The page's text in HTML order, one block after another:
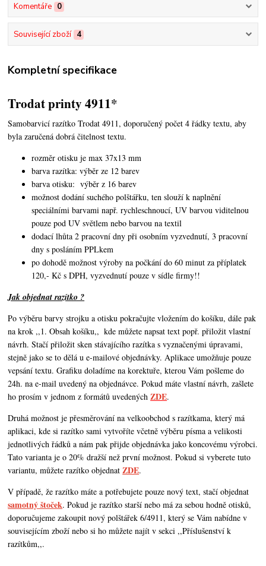
Komentáře 0
Související zboží 4
Kompletní specifikace
Trodat printy 4911*
Samobarvicí razítko Trodat 4911, doporučený počet 4 řádky textu,aby
byla zaručená dobrá čitelnost textu.
rozměr otisku je max 37x13 mm
barva razítka: výběr ze 12 barev
barva otisku: výběr z 16 barev
možnost dodání suchého polštářku, ten slouží k naplnění
speciálními barvami např. rychleschnoucí, UV barvou viditelnou
pouze pod UV světlem nebo barvou na textil
dodací lhůta 2 pracovní dny při osobním vyzvednutí, 3 pracovní
dny s posláním PPLkem
po dohodě možnost výroby na počkání do 60 minut za příplatek
120,- Kč s DPH, vyzvednutí pouze v sídle firmy!!
Jak objednat razítko ?
Po výběru barvy strojku a otisku pokračujte vložením do košíku, dále pak
na krok ,,1. Obsah košíku,, kde můžete napsat text popř. přiložit vlastní
návrh. Stačí přiložit sken stávajícího razítka s vyznačenými úpravami,
stejně jako se to dělá u e-mailové objednávky. Aplikace umožňuje pouze
vepsání textu. Grafiku doladíme na korektuře, kterou Vám pošleme do
24h. na e-mail uvedený na objednávce. Pokud máte vlastní návrh,zašlete
ho prosím v jednom z formátů uvedenýchZDE.
Druhá možnost je přesměrování na velkoobchod s razítkama, který má
aplikaci, kde si razítko sami vytvoříte včetně výběru písma a velikosti
jednotlivých řádků a nám pak přijde objednávka jako koncovému výrobci.
Tato varianta je o 20% dražší než první možnost. Pokud si vyberete tuto
variantu, můžete razítko objednatZDE.
V případě, že razítko máte a potřebujete pouze nový text, stačí objednat
samotný štoček. Pokud je razítko starší nebo má za sebou hodně otisků,
doporučujeme zakoupit nový polštářek 6/4911, který se Vám nabídne v
souvisejícím zboží nebo si ho můžete najít v sekci ,,Příslušenství k
razítkům,,.